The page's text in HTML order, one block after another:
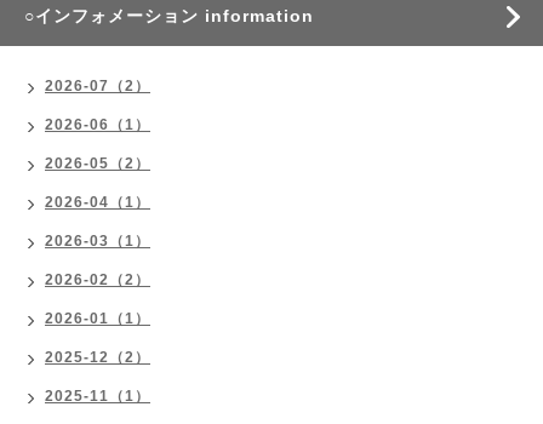
○インフォメーション information
2026-07（2）
2026-06（1）
2026-05（2）
2026-04（1）
2026-03（1）
2026-02（2）
2026-01（1）
2025-12（2）
2025-11（1）